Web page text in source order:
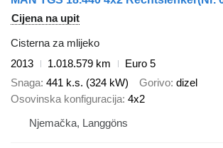
Cijena na upit
Cisterna za mlijeko
2013
1.018.579 km
Euro 5
Snaga 441 k.s. (324 kW) Gorivo dizel
Osovinska konfiguracija 4x2
Njemačka, Langgöns